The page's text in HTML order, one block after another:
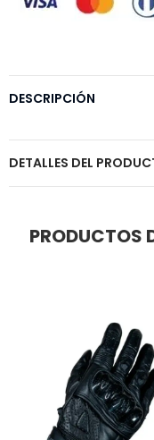
DESCRIPCIÓN
DETALLES DEL
PRODUCTOS